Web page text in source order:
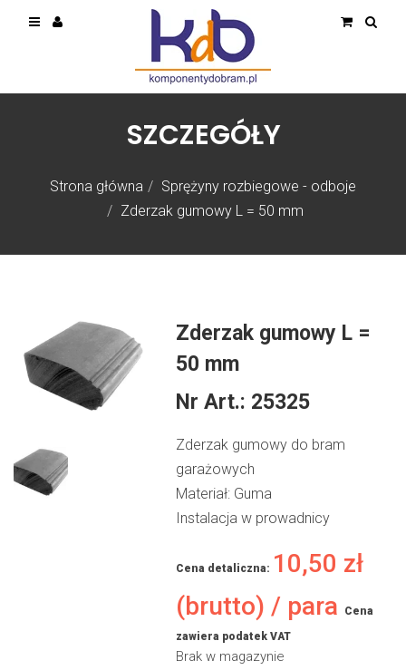
Strona główna
Sprężyny rozbiegowe - odboje
Zderzak gumowy L = 50 mm
SZCZEGÓŁY
Zderzak gumowy L =
50 mm
Nr Art.: 25325
Zderzak gumowy do bram
garażowych
Materiał: Guma
Instalacja w prowadnicy
Cena detaliczna: 10,50 zł
(brutto) / para
Cena
zawiera podatek VAT
Brak w magazynie